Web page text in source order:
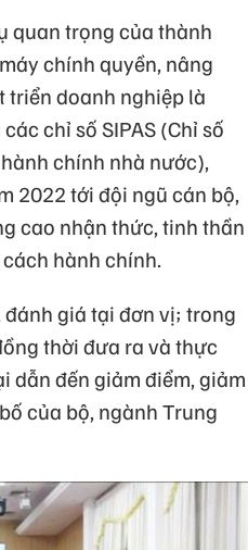
quan trọng của thành
chính quyền, nâng
triển doanh nghiệp là
chỉ số SIPAS (Chỉ số
chính nhà nước),
2022 tới đội ngũ cán bộ,
cao nhận thức, tinh thần
hành chính.
giá tại đơn vị; trong
thời đưa ra và thực
dẫn đến giảm điểm, giảm
của bộ, ngành Trung